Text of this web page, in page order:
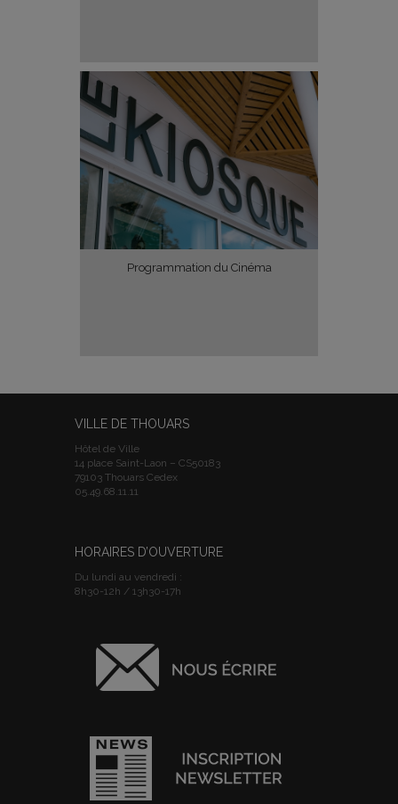
Programmation du Cinéma
VILLE DE THOUARS
Hôtel de Ville
14 place Saint-Laon – CS50183
79103 Thouars Cedex
05.49.68.11.11
HORAIRES D’OUVERTURE
Du lundi au vendredi :
8h30-12h / 13h30-17h